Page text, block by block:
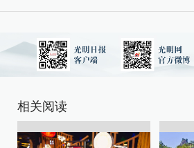
相关阅读